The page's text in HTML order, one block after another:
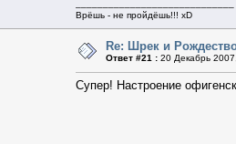
Врёшь - не пройдёшь!!! xD
Re: Шрек и
Ответ #21 : 20 Декабрь
Супер! Настроение